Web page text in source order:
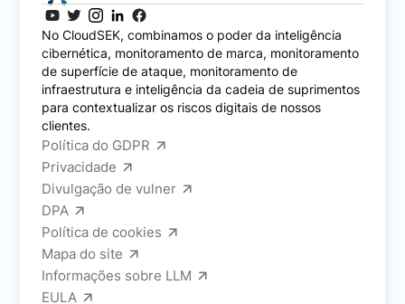
No CloudSEK, combinamos o poder da inteligência
cibernética, monitoramento de marca, monitoramento
de superfície de ataque, monitoramento de
infraestrutura e inteligência da cadeia de suprimentos
para contextualizar os riscos digitais de nossos
clientes.
Política do GDPR
Privacidade
Divulgação de vulner
DPA
Política de cookies
Mapa do site
Informações sobre LLM
EULA